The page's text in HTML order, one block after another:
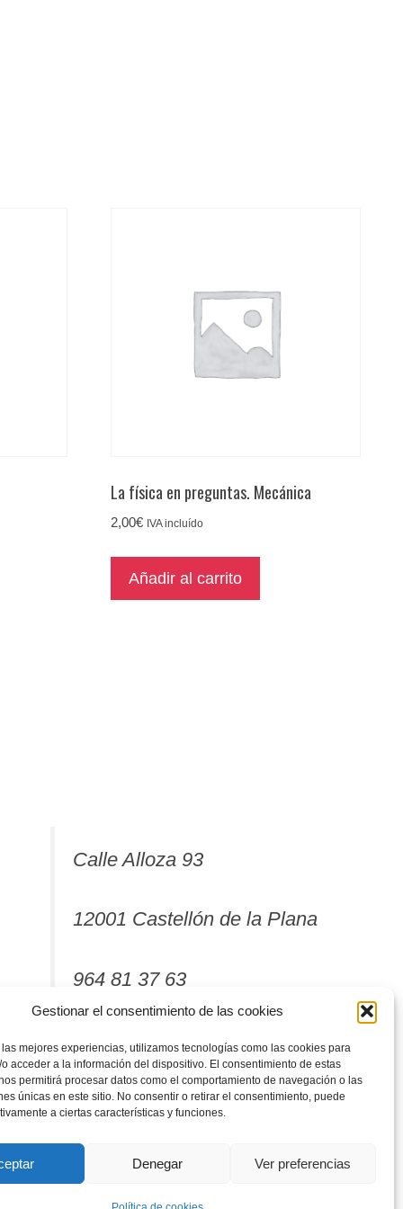
Gestionar el consentimiento de las cookies
las mejores experiencias, utilizamos tecnologías como las cookies para
acceder a la información del dispositivo. El consentimiento de estas
permitirá procesar datos como el comportamiento de navegación o las
únicas en este sitio. No consentir o retirar el consentimiento, puede
a ciertas características y funciones.
Denegar Ver preferencias
La física en preguntas. Mecánica
2,00€ IVA incluído
Añadir al carrito
Calle Alloza 93
12001 Castellón de la Plana
964 81 37 63